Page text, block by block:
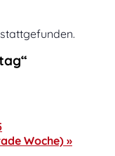
Woche) »